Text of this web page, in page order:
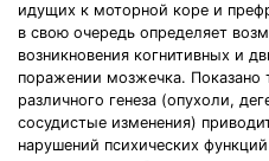
идущих к моторной коре и
в свою очередь определяет
возникновения когнитивных и
поражении мозжечка. Показано
различного генеза (опухоли,
сосудистые изменения)
нарушений психических